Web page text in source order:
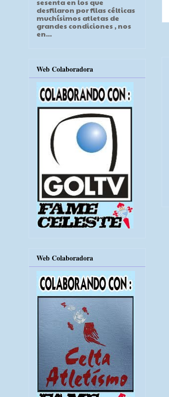
sesenta en los que
desfilaron por filas célticas
muchísimos atletas de
grandes condiciones , nos
en...
Web Colaboradora
Web Colaboradora